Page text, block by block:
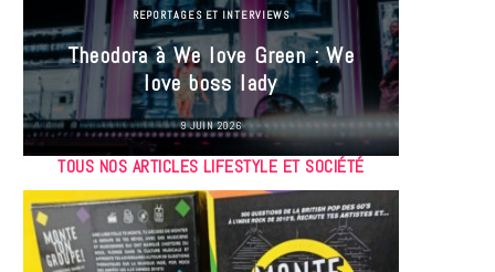
REPORTAGES ET INTERVIEWS
Theodora à We love Green : We
love boss lady
9 JUIN 2026
TOUS NOS ARTICLES LIFESTYLE ET SOCIÉTÉ